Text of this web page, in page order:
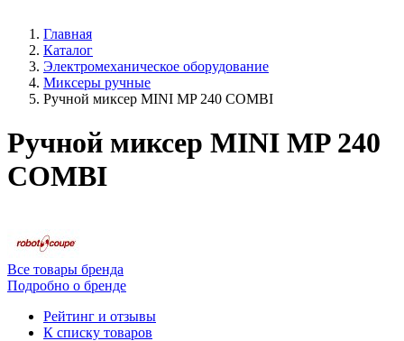
Главная
Каталог
Электромеханическое оборудование
Миксеры ручные
Ручной миксер MINI MP 240 COMBI
Ручной миксер MINI MP 240
COMBI
Все товары бренда
Подробно о бренде
Рейтинг и отзывы
К списку товаров